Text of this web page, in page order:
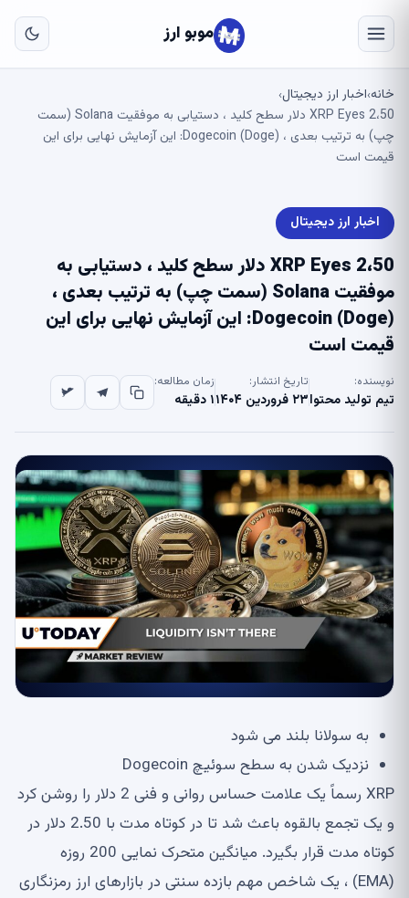
موبو ارز
خانه›اخبار ارز دیجیتال›
XRP Eyes 2،50 دلار سطح کلید ، دستیابی به موفقیت Solana (سمت
چپ) به ترتیب بعدی ، Dogecoin (Doge): این آزمایش نهایی برای این
قیمت است
اخبار ارز دیجیتال
XRP Eyes 2،50 دلار سطح کلید ، دستیابی به
موفقیت Solana (سمت چپ) به ترتیب بعدی ،
Dogecoin (Doge): این آزمایش نهایی برای این
قیمت است
نویسنده:
تیم تولید محتوا
تاریخ انتشار:
۲۳ فروردین ۱۴۰۴
زمان مطالعه:
۱ دقیقه
به سولانا بلند می شود
نزدیک شدن به سطح سوئیچ Dogecoin
XRP رسماً یک علامت حساس روانی و فنی 2 دلار را روشن کرد
و یک تجمع بالقوه باعث شد تا در کوتاه مدت با 2.50 دلار در
کوتاه مدت قرار بگیرد. میانگین متحرک نمایی 200 روزه
(EMA) ، یک شاخص مهم بازده سنتی در بازارهای ارز رمزنگاری